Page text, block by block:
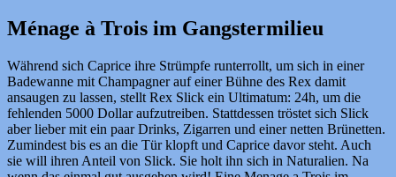
Ménage à Trois im Gangstermilieu
Während sich Caprice ihre Strümpfe runterrollt, um sich in einer
Badewanne mit Champagner auf einer Bühne des Rex damit
ansaugen zu lassen, stellt Rex Slick ein Ultimatum: 24h, um die
fehlenden 5000 Dollar aufzutreiben. Stattdessen tröstet sich Slick
aber lieber mit ein paar Drinks, Zigarren und einer netten Brünetten.
Zumindest bis es an die Tür klopft und Caprice davor steht. Auch
sie will ihren Anteil von Slick. Sie holt ihn sich in Naturalien. Na